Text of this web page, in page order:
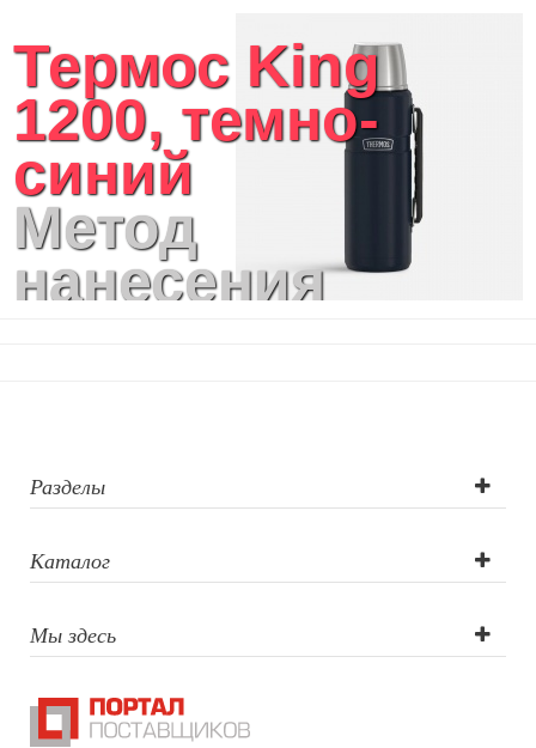
Термос King
1200, темно-
синий
Метод
нанесения
гравировка, УФ-
печать,
Лазерная
гравировка
Разделы
Каталог
Мы здесь